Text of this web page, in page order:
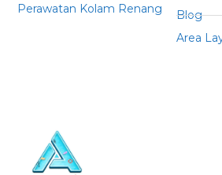
Blog
Area
Perawatan Kolam Renang